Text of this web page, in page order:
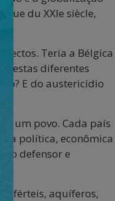
du XXIe siècle,
Teria a Bélgica
estas diferentes
E do austericídio
um povo. Cada país
política, econômica
defensor e
férteis, aquíferos,